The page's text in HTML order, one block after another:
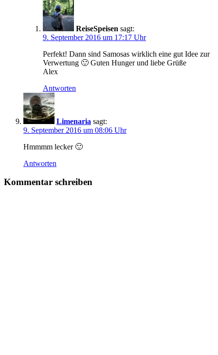
ReiseSpeisen sagt:
9. September 2016 um 17:17 Uhr
Perfekt! Dann sind Samosas wirklich eine gut Idee zur
Verwertung 🙂 Guten Hunger und liebe Grüße
Alex
Antworten
Limenaria sagt:
9. September 2016 um 08:06 Uhr
Hmmmm lecker 🙂
Antworten
Kommentar schreiben